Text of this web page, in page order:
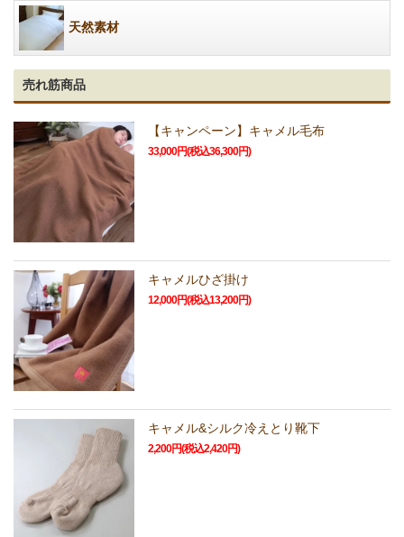
天然素材
売れ筋商品
【キャンペーン】キャメル毛布
33,000円(税込36,300円)
キャメルひざ掛け
12,000円(税込13,200円)
キャメル&シルク冷えとり靴下
2,200円(税込2,420円)